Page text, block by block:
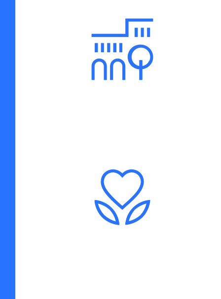
RIGENERAZIONE URBANA
UMANIZZAZIONE